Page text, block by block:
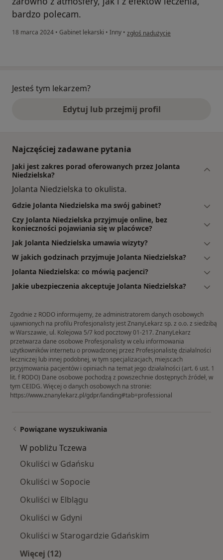
bardzo polecam.
18 marca 2024 • Gabinet lekarski • Inny • w opinii użytkownika A.R.
zgłoś nadużycie
Jesteś tym lekarzem?
Edytuj lub przejmij profil
Najczęściej zadawane pytania
Jaki jest zakres porad oferowanych przez Jolanta
Niedzielska?
Jolanta Niedzielska to okulista.
Gdzie Jolanta Niedzielska ma swój gabinet?
Czy Jolanta Niedzielska przyjmuje online, bez
konieczności pojawiania się w placówce?
Jak Jolanta Niedzielska umawia wizyty?
W jakich godzinach przyjmuje Jolanta Niedzielska?
Jolanta Niedzielska: co mówią pacjenci?
Jakie ubezpieczenia akceptuje Jolanta Niedzielska?
Zgodnie z RODO informujemy, że administratorem danych osobowych
ujawnionych na profilu Profesjonalisty jest ZnanyLekarz sp. z o.o. z siedzibą
w Warszawie, ul. Kolejowa 5/7 kod pocztowy 01-217. ZnanyLekarz
przetwarza dane osobowe Profesjonalisty w celu informowania
użytkowników internetu o prowadzonej przez Profesjonalistę działalności
leczniczej lub innej podobnej, w tym specjalizacjach, miejscach
przyjmowania pacjentów i opiniach na temat jego działalności (art. 6 ust. 1
lit. f RODO) Dane osobowe pochodzą z powszechnie dostępnych źródeł, w
tym CEIDG. Więcej o danych osobowych na stronie:
https://www.znanylekarz.pl/gdpr/landing#tab=professional
Powiązane wyszukiwania
W pobliżu Tczewa
Okuliści w Gdańsku
Okuliści w Sopocie
Okuliści w Elblągu
Okuliści w Gdyni
Okuliści w Starogardzie Gdańskim
Więcej (12)